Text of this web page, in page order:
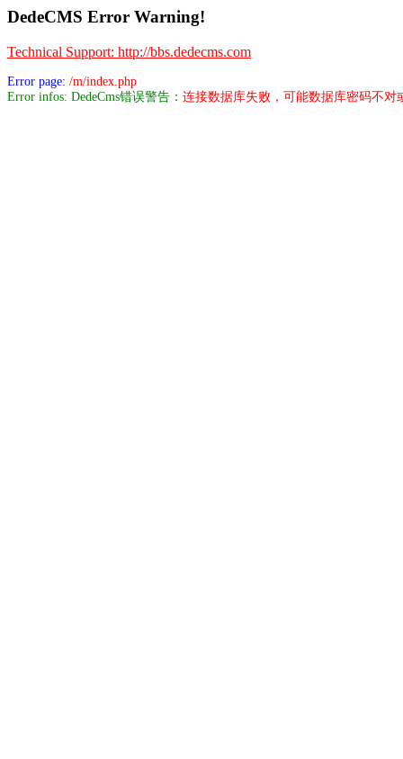
DedeCMS Error Warning!
Technical Support: http://bbs.dedecms.com
Error page: /m/index.php
Error infos: DedeCms错误警告： 连接数据库失败，可能数据库密码不对